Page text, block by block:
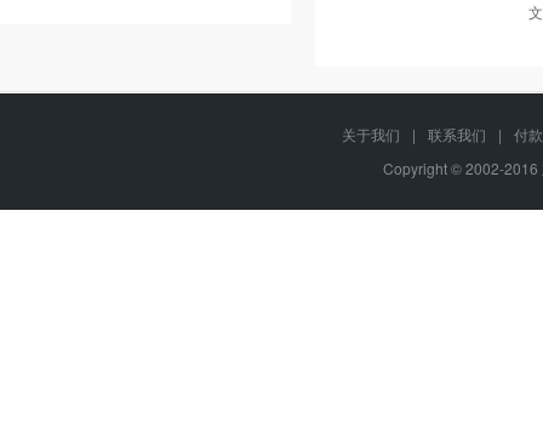
关于我们 | 联系我们 |
付
Copyright © 2002-